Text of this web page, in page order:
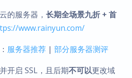
的服务器， 长期全场景九折 + 首
www.rainyun.com/
服务器推荐 | 部分服务器测评
开启 SSL，且后期不可以更改域